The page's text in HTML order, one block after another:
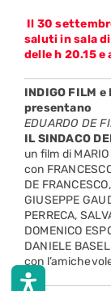
Il 30
saluti in sala
delle h 20.15 e
INDIGO FILM e
presentano
EDUARDO DE
IL SINDACO
un film di MARIO
con
DE
GIUSEPPE
PERRECA,
DOMENICO
DANIELE
con